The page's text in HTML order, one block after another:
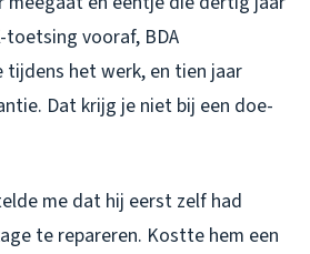
toetsing vooraf, BDA
het werk, en tien jaar
Dat krijg je niet bij een doe-
me dat hij eerst zelf had
te repareren. Kostte hem een